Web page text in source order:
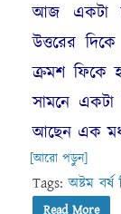
আজ একটা
উত্তরের
ক্রমশ ফিকে
সামনে
আছেন এক
[আরো পড়ুন]
Tags:অষ্টম বর্ষ